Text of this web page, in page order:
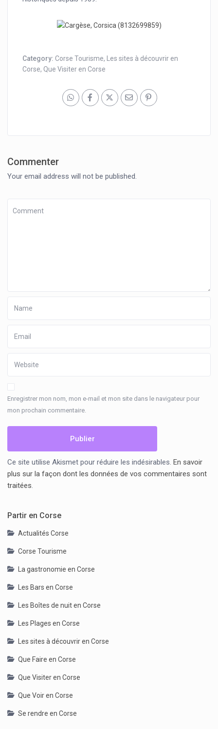
Category:Corse Tourisme,
Les sites à découvrir en
Corse,Que Visiter en Corse
Commenter
Your email address will not be published.
Enregistrer mon nom, mon e-mail et mon site dans le navigateur pour
mon prochain commentaire.
Ce site utilise Akismet pour réduire les indésirables.En savoir
plus sur la façon dont les données de vos commentaires sont
traitées.
Partir en Corse
Actualités Corse
Corse Tourisme
La gastronomie en Corse
Les Bars en Corse
Les Boîtes de nuit en Corse
Les Plages en Corse
Les sites à découvrir en Corse
Que Faire en Corse
Que Visiter en Corse
Que Voir en Corse
Se rendre en Corse